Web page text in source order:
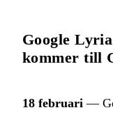
Google
kommer till
18 februari —